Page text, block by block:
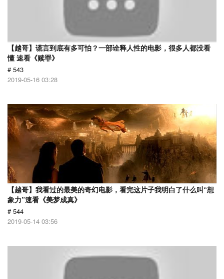
【越哥】谎言到底有多可怕？一部诠释人性的电影，很多人都没看
懂 速看《赎罪》
# 543
2019-05-16 03:28
【越哥】我看过的最美的奇幻电影，看完这片子我明白了什么叫“想
象力”速看《美梦成真》
# 544
2019-05-14 03:56